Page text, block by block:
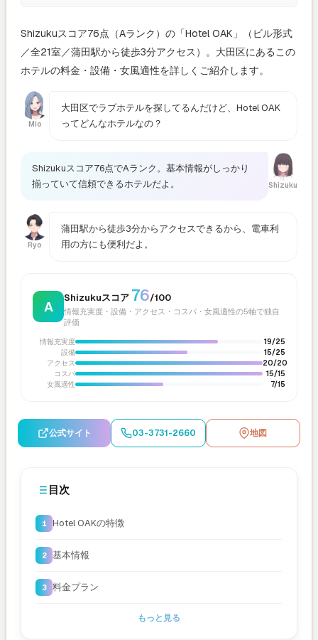
Shizukuスコア76点（Aランク）の「Hotel OAK」（ビル形式
／全21室／蒲田駅から徒歩3分アクセス）。大田区にあるこの
ホテルの料金・設備・女風適性を詳しくご紹介します。
Mio
大田区でラブホテルを探してるんだけど、Hotel OAK
ってどんなホテルなの？
Shizuku
Shizukuスコア76点でAランク。基本情報がしっかり
揃っていて信頼できるホテルだよ。
Ryo
蒲田駅から徒歩3分からアクセスできるから、電車利
用の方にも便利だよ。
A
Shizukuスコア 76/100
情報充実度・設備・アクセス・コスパ・女風適性の5軸で独自
評価
情報充実度
19/25
設備
15/25
アクセス
20/20
コスパ
15/15
女風適性
7/15
公式サイト 03-3731-2660 地図
目次
Hotel OAKの特徴
基本情報
料金プラン
もっと見る